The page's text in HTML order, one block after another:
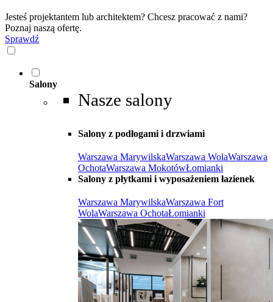
Jesteś projektantem lub architektem? Chcesz pracować z nami?
Poznaj naszą ofertę.
Sprawdź
Salony
Nasze salony
Salony z podłogami i drzwiami
Warszawa MarywilskaWarszawa WolaWarszawa
OchotaWarszawa MokotówŁomianki
Salony z płytkami i wyposażeniem łazienek
Warszawa MarywilskaWarszawa Fort
WolaWarszawa OchotaŁomianki